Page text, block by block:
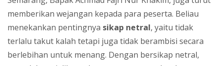
memberikan wejangan kepada para peserta. Beliau
menekankan pentingnya sikap netral, yaitu tidak
terlalu takut kalah tetapi juga tidak berambisi secara
berlebihan untuk menang. Dengan bersikap netral,